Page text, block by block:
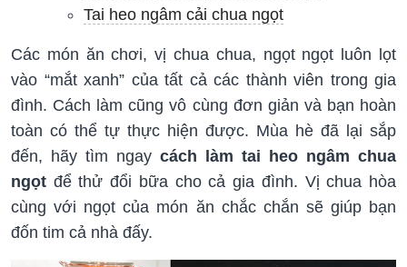
Tai heo ngâm cải chua ngọt
Các món ăn chơi, vị chua chua, ngọt ngọt luôn lọt
vào “mắt xanh” của tất cả các thành viên trong gia
đình. Cách làm cũng vô cùng đơn giản và bạn hoàn
toàn có thể tự thực hiện được. Mùa hè đã lại sắp
đến, hãy tìm ngay cách làm tai heo ngâm chua
ngọt để thử đổi bữa cho cả gia đình. Vị chua hòa
cùng với ngọt của món ăn chắc chắn sẽ giúp bạn
đốn tim cả nhà đấy.